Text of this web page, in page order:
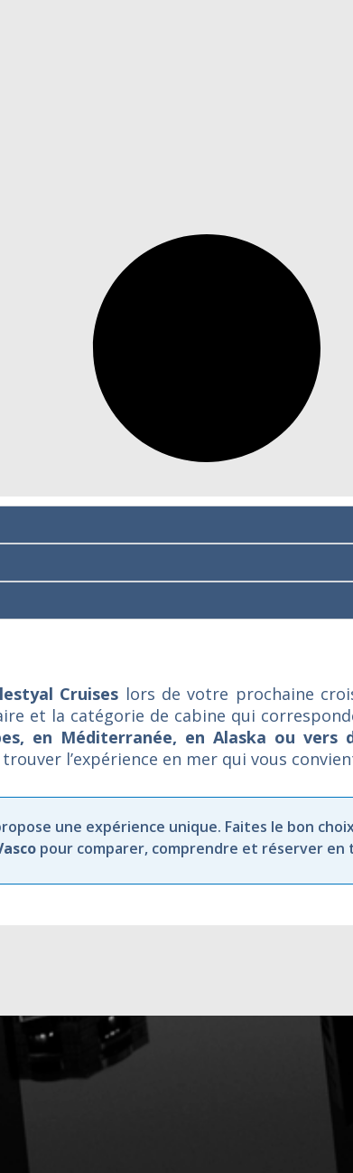
Cruises lors de votre prochaine
et la catégorie de cabine qui
en Méditerranée, en Alaska ou vers
l’expérience en mer qui vous
une expérience unique. Faites le bon
pour comparer, comprendre et réserver en